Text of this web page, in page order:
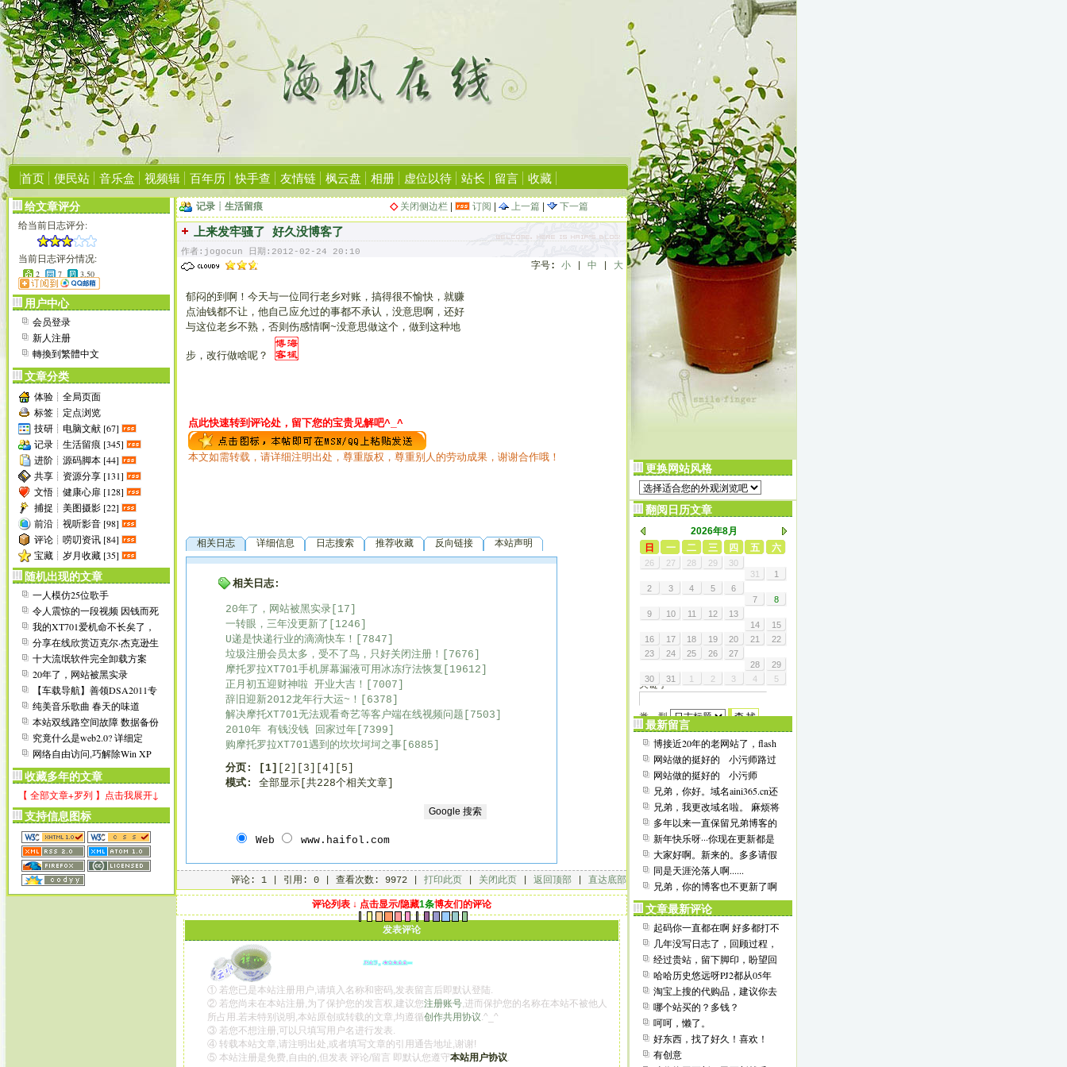
首页 便民站 音乐盒 视频辑 百年历 快手查 友情链 枫云盘 相册 虚位以待 站长 留言 收藏
◇ 关闭侧边栏 订阅 上一篇 下一篇
记录┊生活留痕
上来发牢骚了 好久没博客了
作者:jogocun 日期:2012-02-24 20:10
字号: 小 中 大
郁闷的到啊！今天与一位同行老乡对账，搞得很不愉快，就赚
点油钱都不让，他自己应允过的事都不承认，没意思啊，还好
与这位老乡不熟，否则伤感情啊~没意思做这个，做到这种地
步，改行做啥呢？
点此快速转到评论处，留下您的宝贵见解吧^_^
本文如需转载，请详细注明出处，尊重版权，尊重别人的劳动成果，谢谢合作哦！
相关日志 详细信息 日志搜索 推荐收藏 反向链接 本站声明
相关日志:
20年了，网站被黑实录[17]
一转眼，三年没更新了[1246]
U递是快递行业的滴滴快车！[7847]
垃圾注册会员太多，受不了鸟，只好关闭注册！[7676]
摩托罗拉XT701手机屏幕漏液可用冰冻疗法恢复[19612]
正月初五迎财神啦 开业大吉！[7007]
辞旧迎新2012龙年行大运~！[6378]
解决摩托XT701无法观看奇艺等客户端在线视频问题[7503]
2010年 有钱没钱 回家过年[7399]
购摩托罗拉XT701遇到的坎坎坷坷之事[6885]
分页:
[1] [2] [3] [4]
[5]
模式:
全部显示[共228个相关文章]
Web www.haifol.com
评论: 1 | 引用: 0 | 查看次数: 9972 | 打印此页 关闭此页 返回顶部 直达底部
评论列表 ↓ 点击显示/隐藏1条博友们的评论
发表评论
① 若您已是本站注册用户,请填入名称和密码,发表留言后即默认登陆.
② 若您尚未在本站注册,为了保护您的发言权,建议您注册账号,进而保护您的名称在本站不被他人
所占用.若未特别说明,本站原创或转载的文章,均遵循创作共用协议.^_^
③ 若您不想注册,可以只填写用户名进行发表.
④ 转载本站文章,请注明出处,或者填写文章的引用通告地址,谢谢!
⑤ 本站注册是免费,自由的,但发表 评论/留言 即默认您遵守本站用户协议.
给文章评分
给当前日志评分:
当前日志评分情况:
2 7 3.50
用户中心
会员登录
新人注册
轉換到繁體中文
文章分类
体验┊全局页面
标签┊定点浏览
技研┊电脑文献 [67]
记录┊生活留痕 [345]
进阶┊源码脚本 [44]
共享┊资源分享 [131]
文悟┊健康心扉 [128]
捕捉┊美图摄影 [22]
前沿┊视听影音 [98]
评论┊唠叨资讯 [84]
宝藏┊岁月收藏 [35]
随机出现的文章
一人模仿25位歌手
令人震惊的一段视频 因钱而死
不值啊
我的XT701爱机命不长矣了，
屏幕局部触屏失灵！
分享在线欣赏迈克尔·杰克逊生
前精彩作品视频集
十大流氓软件完全卸载方案
20年了，网站被黑实录
【车载导航】善领DSA2011专
业版(P57)炫酷...
纯美音乐歌曲 春天的味道
本站双线路空间故障 数据备份
转移
究竟什么是web2.0? 详细定
义……
网络自由访问,巧解除Win XP
文件共享限制
更换网站风格
关键字
类 型
最新留言
博接近20年的老网站了，flash
还在用。
网站做的挺好的 小污师路过
支持一下
网站做的挺好的 小污师
xwushi.com ...
兄弟，你好。域名aini365.cn还
在继续使用。...
兄弟，我更改域名啦。 麻烦将
aini365.cn...
多年以来一直保留兄弟博客的
链接，今日逛来竟然发现贵...
新年快乐呀···你现在更新都是
软件了···自用软件...
大家好啊。新来的。多多请假
同是天涯沦落人啊......
兄弟，你的博客也不更新了啊
翻阅日历文章
2026年8月
日
一 二 三 四 五 六
26 27 28 29
30
31
1
2
3 4 5
6
7
8
9
10 11 12
13
14
15
16
17 18 19 20 21
22
23
24 25 26
27
28
29
30
31 1 2 3 4 5
文章最新评论
起码你一直都在啊 好多都打不
开了。
几年没写日志了，回顾过程，
发现自己的文笔太差劲了。...
经过贵站，留下脚印，盼望回
访，www.xrpmoo...
哈哈历史悠远呀PJ2都从05年
用到现在也算是坚持了...
淘宝上搜的代购品，建议你去
百度thinkpad贴吧...
哪个站买的？多钱？
呵呵，懒了。
好东西，找了好久！喜欢！
有创意
收藏多年的文章
【 全部文章+罗列 】点击我展开↓
支持信息图标